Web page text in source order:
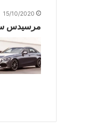
15/10/2020
مرسيدس